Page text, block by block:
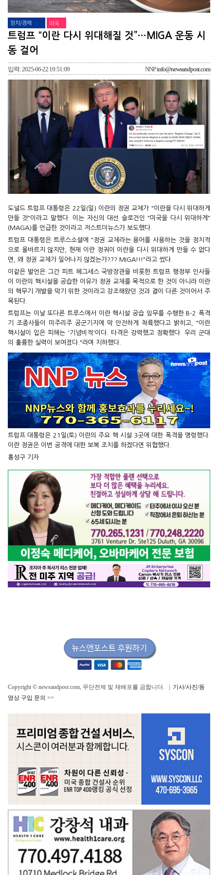
정치/경제 미국
트럼프 “이란 다시 위대해질 것”…MIGA 운동 시
동 걸어
입력: 2025-06-22 19:51:09 NNPinfo@newsandpost.com
도널드 트럼프 대통령은 22일(일) 이란의 정권 교체가 "이란을 다시 위대하게
만들 것"이라고 말했다. 이는 자신의 대선 슬로건인 "미국을 다시 위대하게"
(MAGA)를 언급한 것이라고 저스트더뉴스가 보도했다.
트럼프 대통령은 트루스소셜에 "정권 교체라는 용어를 사용하는 것을 정치적
으로 올바르지 않지만, 현재 이란 정궈이 이란을 다시 위대하게 만들 수 없다
면, 왜 정권 교체가 일어나지 않겠는가??? MIGA!!!"라고 썼다.
이같은 발언은 그간 피트 헤그세스 국방장관을 비롯한 트럼프 행정부 인사들
이 이란의 핵시설을 공습한 이유가 정권 교체를 목적으로 한 것이 아니라 이란
의 핵무기 개발을 막기 위한 것이라고 강조해왔던 것과 결이 다른 것이어서 주
목된다.
트럼프는 이날 또다른 트루스에서 이란 핵시설 공습 임무를 수행한 B-2 폭격
기 조종사들이 미주리주 공군기지에 막 안전하게 착륙했다고 밝히고, "이란
핵시설이 입은 피해는 '기념비적'이다. 타격은 강력했고 정확했다. 우리 군대
의 훌륭한 실력이 보여졌다."라며 치하했다.
트럼프 대통령은 21일(토) 이란의 주요 핵 시설 3곳에 대한 폭격을 명령했다.
이란 정권은 이번 공격에 대한 보복 조치를 하겠다면 위협했다.
홍성구 기자
Copyright © newsandpost.com, 무단전제 및 재배포를 금합니다. | 기사/사진/동
영상 구입 문의 >>